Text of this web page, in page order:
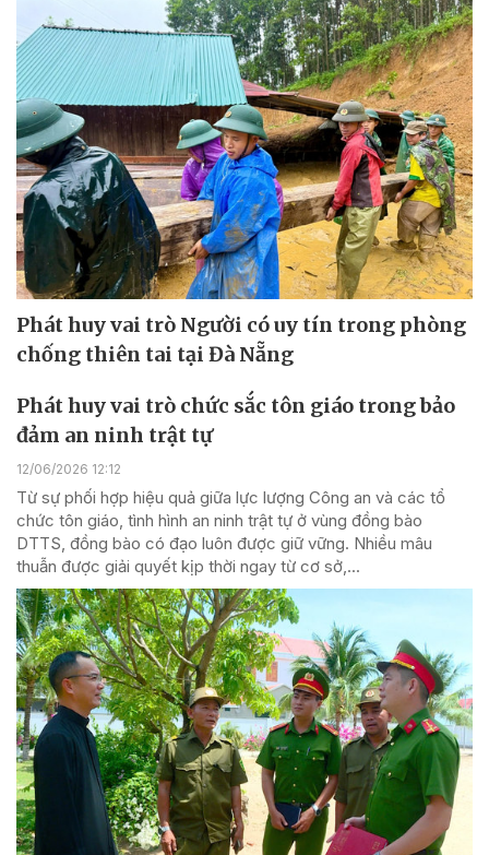
Phát huy vai trò Người có uy tín trong phòng
chống thiên tai tại Đà Nẵng
Phát huy vai trò chức sắc tôn giáo trong bảo
đảm an ninh trật tự
12/06/2026 12:12
Từ sự phối hợp hiệu quả giữa lực lượng Công an và các tổ
chức tôn giáo, tình hình an ninh trật tự ở vùng đồng bào
DTTS, đồng bào có đạo luôn được giữ vững. Nhiều mâu
thuẫn được giải quyết kịp thời ngay từ cơ sở,...